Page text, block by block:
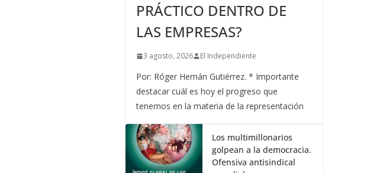
PRÁCTICO DENTRO DE
LAS EMPRESAS?
3 agosto, 2026 El Independiente
Por: Róger Hernán Gutiérrez. * Importante
destacar cuál es hoy el progreso que
tenemos en la materia de la representación
Los multimillonarios
golpean a la democracia.
Ofensiva antisindical